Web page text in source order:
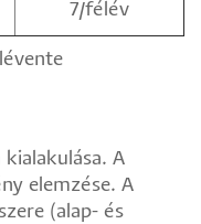
7/félév
A
elemzése. A
(alap- és